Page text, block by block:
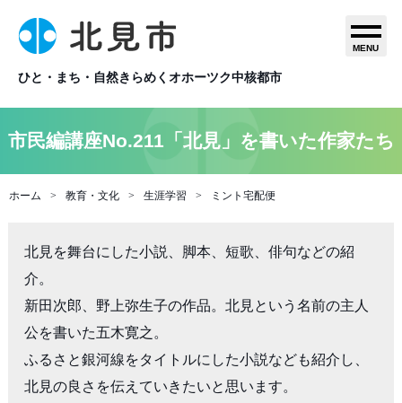
ひと・まち・自然きらめくオホーツク中核都市
MENU
市民編講座No.211「北見」を書いた作家たち
ホーム 教育・文化 生涯学習 ミント宅配便
北見を舞台にした小説、脚本、短歌、俳句などの紹
介。
新田次郎、野上弥生子の作品。北見という名前の主人
公を書いた五木寛之。
ふるさと銀河線をタイトルにした小説なども紹介し、
北見の良さを伝えていきたいと思います。